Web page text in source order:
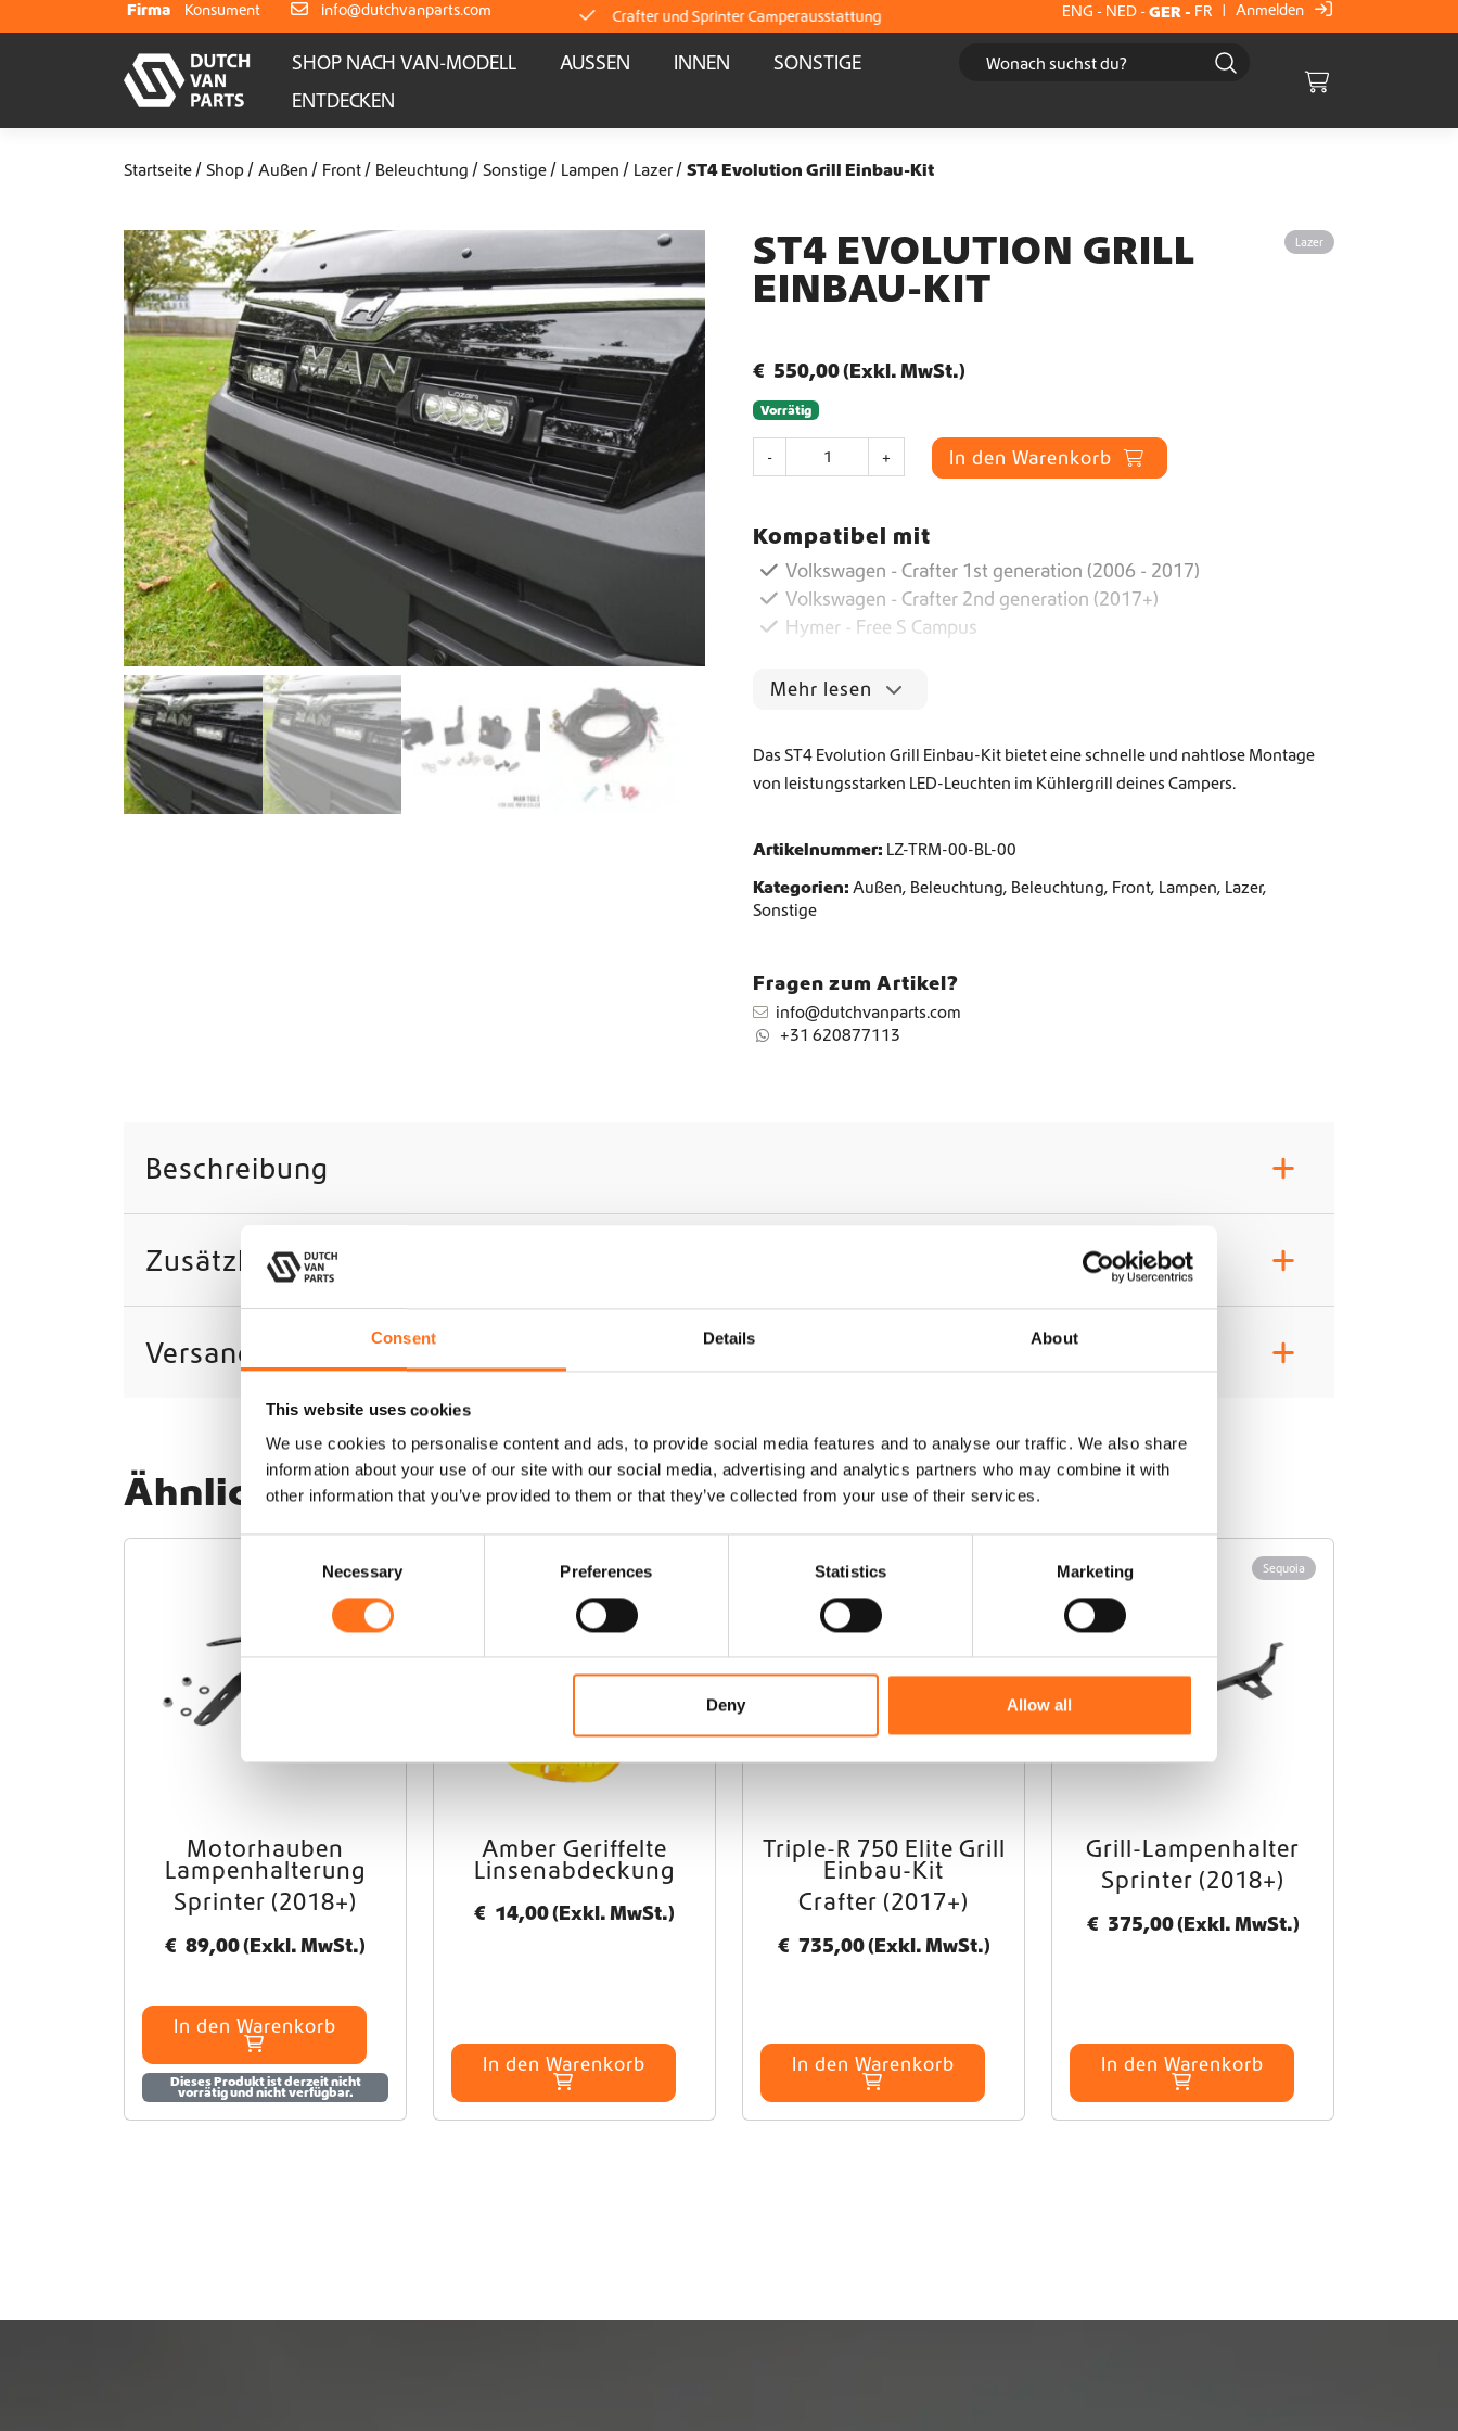
Consent Details About
This website uses cookies
We use cookies to personalise content and ads, to provide social media features and to analyse our traffic. We also share
information about your use of our site with our social media, advertising and analytics partners who may combine it with
other information that you’ve provided to them or that they’ve collected from your use of their services.
n
e
t
i
o
n
Necessary Preferences Statistics Marketing
Deny Allow all
Firma Konsument info@dutchvanparts.com Crafter und Sprinter Camperausstattung
Lieferung direkt ab Lager
Weltweiter Versand
Crafter und Sprinter Camperausstattung
Lieferung direkt ab Lager
Weltweiter Versand
Crafter und Sprinter Camperausstattung
ENG - NED -GER - FR | Anmelden
SHOP NACH VAN-MODELL AUSSEN INNEN
SONSTIGE
ENTDECKEN
Cart
Startseite Shop Außen Front Beleuchtung Sonstige Lampen Lazer ST4 Evolution Grill Einbau-Kit
ST4 EVOLUTION GRILL
EINBAU-KIT
Lazer
€ 550,00(Exkl. MwSt.)
Vorrätig
-
v
u
i
l
i
n
b
-
K
i
t
+ In den Warenkorb
Kompatibel mit
Volkswagen - Crafter 1st generation (2006 - 2017)
Volkswagen - Crafter 2nd generation (2017+)
Hymer - Free S Campus
Mehr lesen
Das ST4 Evolution Grill Einbau-Kit bietet eine schnelle und nahtlose Montage
von leistungsstarken LED-Leuchten im Kühlergrill deines Campers.
Artikelnummer: LZ-TRM-00-BL-00
Kategorien: Außen, Beleuchtung, Beleuchtung, Front, Lampen, Lazer,
Sonstige
Fragen zum Artikel?
info@dutchvanparts.com
+31 620877113
Beschreibung +
Zusätzliche Informationen +
Versand +
Ähnliche Produkte
Sequoia
Motorhauben
Lampenhalterung
Sprinter (2018+)
€ 89,00(Exkl. MwSt.)
In den Warenkorb
Dieses Produkt ist derzeit nicht
vorrätig und nicht verfügbar.
Amber Geriffelte
Linsenabdeckung
€ 14,00(Exkl. MwSt.)
In den Warenkorb
Triple-R 750 Elite Grill
Einbau-Kit
Crafter (2017+)
€ 735,00(Exkl. MwSt.)
In den Warenkorb
Sequoia
Grill-Lampenhalter
Sprinter (2018+)
€ 375,00(Exkl. MwSt.)
In den Warenkorb